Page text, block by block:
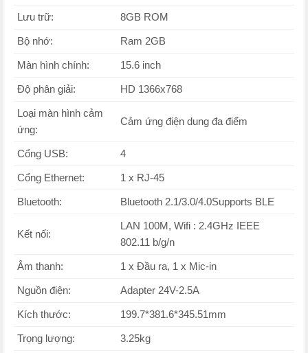
Lưu trữ: 8GB ROM
Bộ nhớ: Ram 2GB
Màn hình chính: 15.6 inch
Độ phân giải: HD 1366x768
Loại màn hình cảm
ứng:
Cảm ứng điện dung đa điểm
Cổng USB: 4
Cổng Ethernet: 1 x RJ-45
Bluetooth: Bluetooth 2.1/3.0/4.0Supports BLE
Kết nối:
LAN 100M, Wifi : 2.4GHz IEEE
802.11 b/g/n
Âm thanh: 1 x Đầu ra, 1 x Mic-in
Nguồn điện: Adapter 24V-2.5A
Kích thước: 199.7*381.6*345.51mm
Trọng lượng: 3.25kg